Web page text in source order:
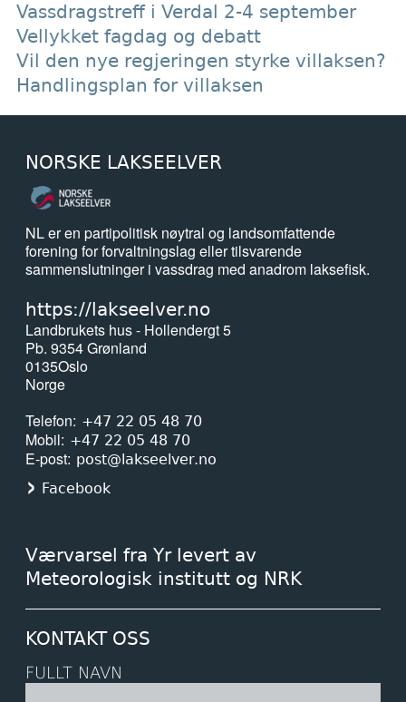
Vassdragstreff i Verdal 2-4 september
Vellykket fagdag og debatt
Vil den nye regjeringen styrke villaksen?
Handlingsplan for villaksen
NORSKE LAKSEELVER
NL er en partipolitisk nøytral og landsomfattende
forening for forvaltningslag eller tilsvarende
sammenslutninger i vassdrag med anadrom laksefisk.
https://lakseelver.no
Landbrukets hus - Hollendergt 5
Pb. 9354 Grønland
0135Oslo
Norge
Telefon
+47 22 05 48 70
Mobil +47 22 05 48 70
E-post post@lakseelver.no
Facebook
Værvarsel fra Yr levert av
Meteorologisk institutt og NRK
KONTAKT OSS
FULLT NAVN